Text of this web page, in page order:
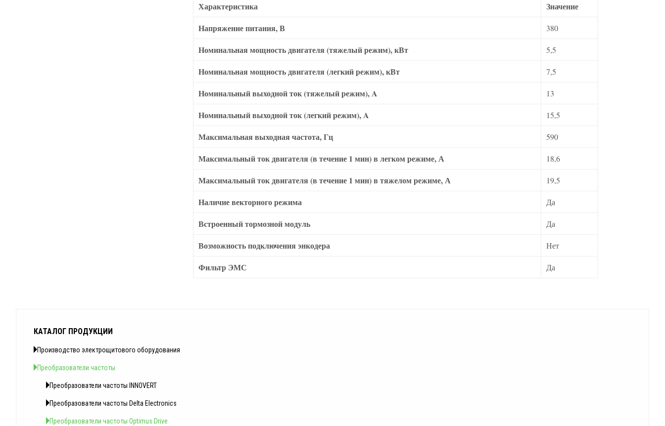
Характеристика
Значение
Напряжение питания, В
380
Номинальная мощность двигателя (тяжелый режим), кВт 5,5
Номинальная мощность двигателя (легкий режим), кВт 7,5
Номинальный выходной ток (тяжелый режим), A 13
Номинальный выходной ток (легкий режим), A 15,5
Максимальная выходная частота, Гц 590
Максимальный ток двигателя (в течение 1 мин) в легком режиме, А 18,6
Максимальный ток двигателя (в течение 1 мин) в тяжелом режиме, А 19,5
Наличие векторного режима Да
Встроенный тормозной модуль Да
Возможность подключения энкодера Нет
Фильтр ЭМС Да
КАТАЛОГ ПРОДУКЦИИ
Производство электрощитового оборудования
Преобразователи частоты
Преобразователи частоты INNOVERT
Преобразователи частоты Delta Electronics
Преобразователи частоты Optimus Drive